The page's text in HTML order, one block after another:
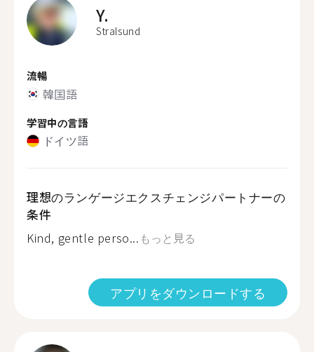
Y.
Stralsund
流暢
韓国語
学習中の言語
ドイツ語
理想のランゲージエクスチェンジパートナーの
条件
Kind, gentle perso... もっと見る
アプリをダウンロードする